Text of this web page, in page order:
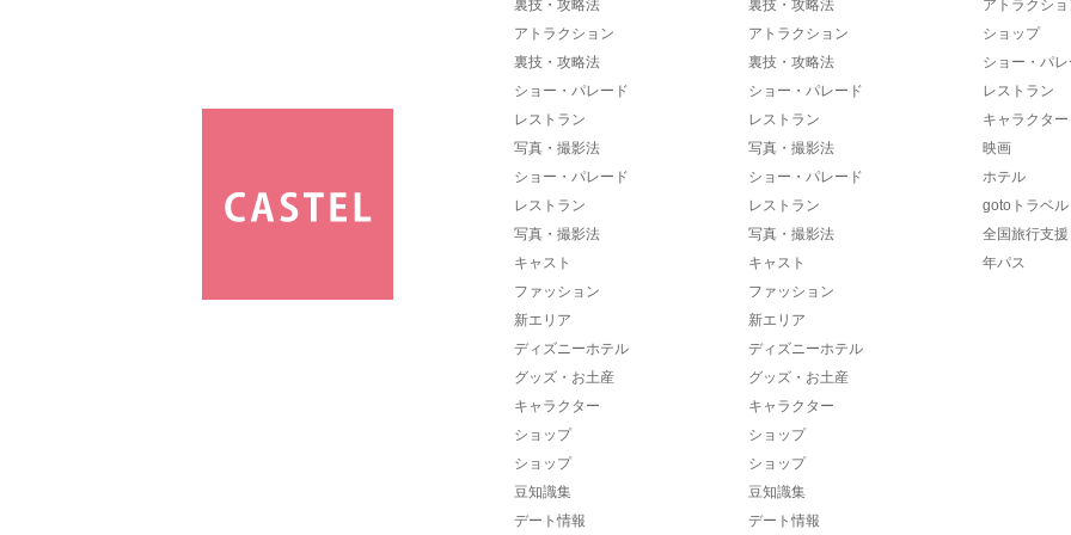
裏技・攻略法
アトラクション
裏技・攻略法
ショー・パレード
レストラン
写真・撮影法
ショー・パレード
レストラン
写真・撮影法
キャスト
ファッション
新エリア
ディズニーホテル
グッズ・お土産
キャラクター
ショップ
ショップ
豆知識集
デート情報
裏技・攻略法
アトラクション
裏技・攻略法
ショー・パレード
レストラン
写真・撮影法
ショー・パレード
レストラン
写真・撮影法
キャスト
ファッション
新エリア
ディズニーホテル
グッズ・お土産
キャラクター
ショップ
ショップ
豆知識集
デート情報
アトラクシ
ショップ
ショー・パ
レストラン
キャラクター
映画
ホテル
gotoトラベル
全国旅行支援
年パス